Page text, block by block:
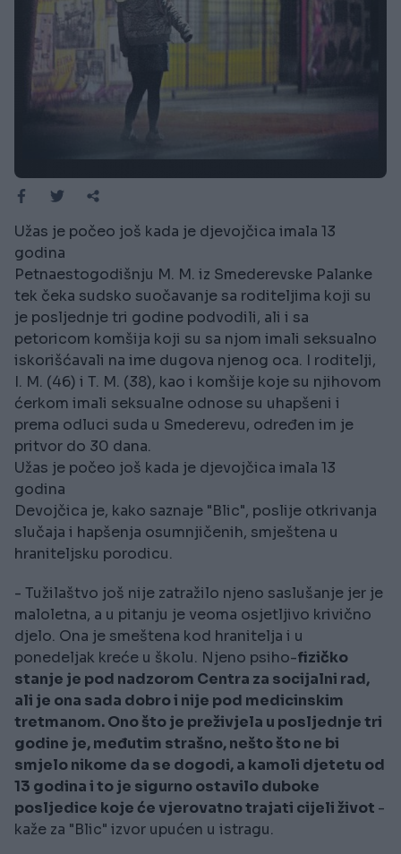
Užas je počeo još kada je djevojčica imala 13
godina
Petnaestogodišnju M. M. iz Smederevske Palanke
tek čeka sudsko suočavanje sa roditeljima koji su
je posljednje tri godine podvodili, ali i sa
petoricom komšija koji su sa njom imali seksualno
iskorišćavali na ime dugova njenog oca. I roditelji,
I. M. (46) i T. M. (38), kao i komšije koje su njihovom
ćerkom imali seksualne odnose su uhapšeni i
prema odluci suda u Smederevu, određen im je
pritvor do 30 dana.
Užas je počeo još kada je djevojčica imala 13
godina
Devojčica je, kako saznaje "Blic", poslije otkrivanja
slučaja i hapšenja osumnjičenih, smještena u
hraniteljsku porodicu.
- Tužilaštvo još nije zatražilo njeno saslušanje jer je
maloletna, a u pitanju je veoma osjetljivo krivično
djelo. Ona je smeštena kod hranitelja i u
ponedeljak kreće u školu. Njeno psiho-fizičko
stanje je pod nadzorom Centra za socijalni rad,
ali je ona sada dobro i nije pod medicinskim
tretmanom. Ono što je preživjela u posljednje tri
godine je, međutim strašno, nešto što ne bi
smjelo nikome da se dogodi, a kamoli djetetu od
13 godina i to je sigurno ostavilo duboke
posljedice koje će vjerovatno trajati cijeli život -
kaže za "Blic" izvor upućen u istragu.